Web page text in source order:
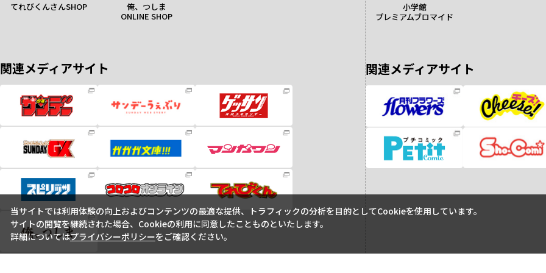
てれびくんさんSHOP
俺、つしま
ONLINE SHOP
関連メディアサイト
小学館
プレミアムブロマイド
関連メディアサイト
当サイトでは利用体験の向上およびコンテンツの最適な提供、トラフィックの分析を目的としてCookieを使用しています。
サイトの閲覧を継続された場合、Cookieの利用に同意したことものといたします。
詳細についてはプライバシーポリシーをご確認ください。